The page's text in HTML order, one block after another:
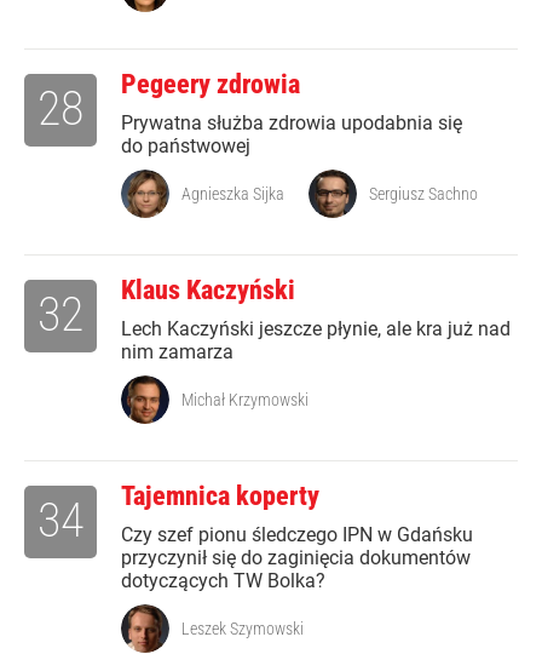
Pegeery zdrowia
Prywatna służba zdrowia upodabnia się
do państwowej
28
Agnieszka Sijka Sergiusz Sachno
Klaus Kaczyński
Lech Kaczyński jeszcze płynie, ale kra już nad
nim zamarza
32
Michał Krzymowski
Tajemnica koperty
Czy szef pionu śledczego IPN w Gdańsku
przyczynił się do zaginięcia dokumentów
dotyczących TW Bolka?
34
Leszek Szymowski